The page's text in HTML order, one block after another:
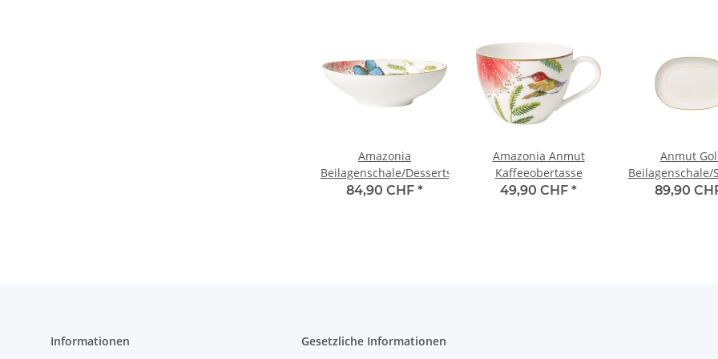
Amazonia
Beilagenschale/Dessertschale
84,90 CHF *
Amazonia Anmut
Kaffeeobertasse
49,90 CHF *
Anmut
Beilagenschale/
Unterteil
89,90
Informationen Gesetzliche Informationen